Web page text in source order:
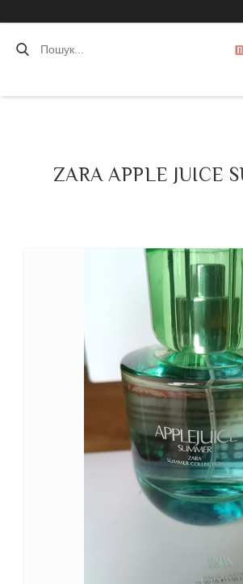
ZARA APPLE